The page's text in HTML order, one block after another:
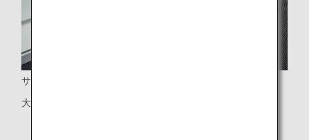
サイドテーブル
大型サイドテーブル